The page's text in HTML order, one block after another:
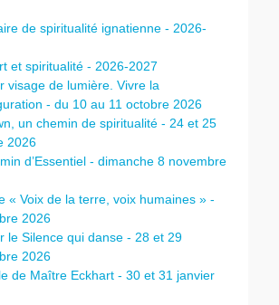
de spiritualité ignatienne - 2026-
et spiritualité - 2026-2027
visage de lumière. Vivre la
- du 10 au 11 octobre 2026
un chemin de spiritualité - 24 et 25
2026
d’Essentiel - dimanche 8 novembre
« Voix de la terre, voix humaines » -
2026
le Silence qui danse - 28 et 29
2026
de Maître Eckhart - 30 et 31 janvier